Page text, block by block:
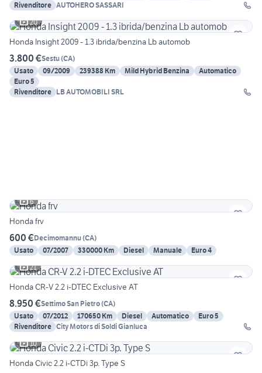
Rivenditore AUTOHERO SASSARI
20
Honda Insight 2009 - 1.3 ibrida/benzina Lb automob
3.800 €Sestu(CA)
Usato
09/2009 239388 Km Mild Hybrid Benzina
Automatico
Euro 5
Rivenditore
LB AUTOMOBILI SRL
6
Honda frv
600 €Decimomannu(CA)
Usato
07/2007 330000 Km Diesel Manuale
Euro 4
21
Honda CR-V 2.2 i-DTEC Exclusive AT
8.950 €Settimo San Pietro(CA)
Usato
07/2012 170650 Km Diesel Automatico
Euro 5
Rivenditore City Motors di Soldi Gianluca
10
Honda Civic 2.2 i-CTDi 3p. Type S